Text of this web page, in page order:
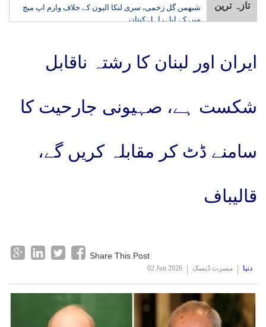
تازہ ترین
شبھمن گل زخمی، سری لنکا الیون کے خلاف وارم اپ میچ
میں کے ایل راہل کپتان
ایران اور لبنان کا رشتہ ناقابل
شکست ہے، صہیونی جارحیت کا
سامنے ڈٹ کر مقابلہ کریں گے،
قالیباف
Share This Post
02 Jun 2026 مسرت ڈیسک دنیا